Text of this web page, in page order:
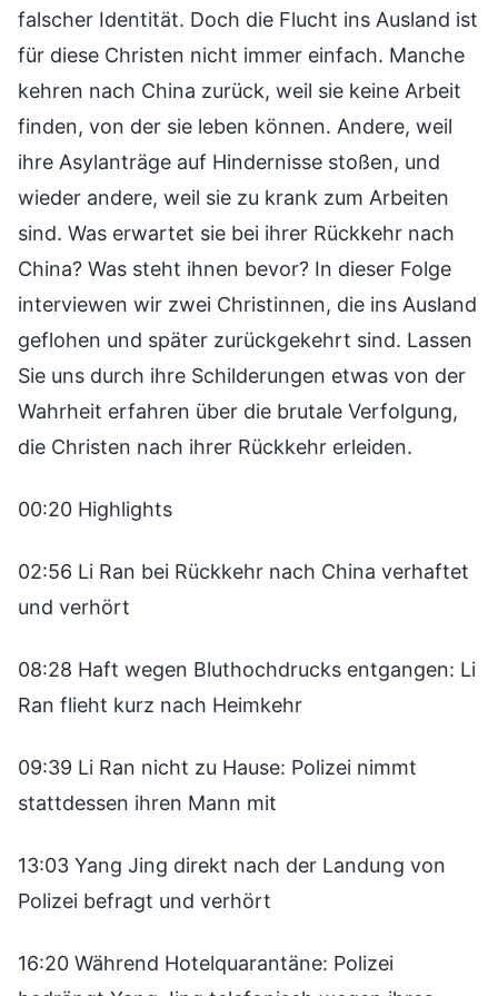
falscher Identität. Doch die Flucht ins Ausland ist
für diese Christen nicht immer einfach. Manche
kehren nach China zurück, weil sie keine Arbeit
finden, von der sie leben können. Andere, weil
ihre Asylanträge auf Hindernisse stoßen, und
wieder andere, weil sie zu krank zum Arbeiten
sind. Was erwartet sie bei ihrer Rückkehr nach
China? Was steht ihnen bevor? In dieser Folge
interviewen wir zwei Christinnen, die ins Ausland
geflohen und später zurückgekehrt sind. Lassen
Sie uns durch ihre Schilderungen etwas von der
Wahrheit erfahren über die brutale Verfolgung,
die Christen nach ihrer Rückkehr erleiden.
00:20 Highlights
02:56 Li Ran bei Rückkehr nach China verhaftet
und verhört
08:28 Haft wegen Bluthochdrucks entgangen: Li
Ran flieht kurz nach Heimkehr
09:39 Li Ran nicht zu Hause: Polizei nimmt
stattdessen ihren Mann mit
13:03 Yang Jing direkt nach der Landung von
Polizei befragt und verhört
16:20 Während Hotelquarantäne: Polizei